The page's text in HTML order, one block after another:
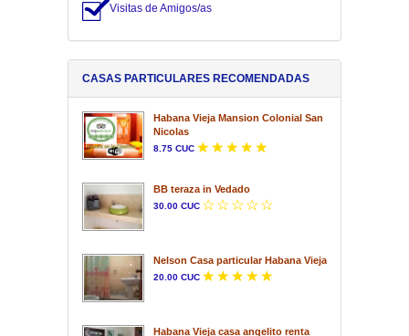
Visitas de Amigos/as
CASAS PARTICULARES RECOMENDADAS
Habana Vieja Mansion Colonial San
Nicolas
8.75 CUC
BB teraza in Vedado
30.00 CUC
Nelson Casa particular Habana Vieja
20.00 CUC
Habana Vieja casa angelito renta